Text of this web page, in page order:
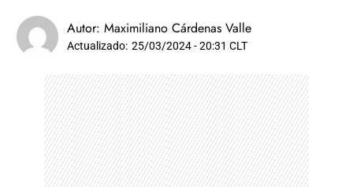
Autor: Maximiliano Cárdenas Valle
Actualizado: 25/03/2024 - 20:31 CLT